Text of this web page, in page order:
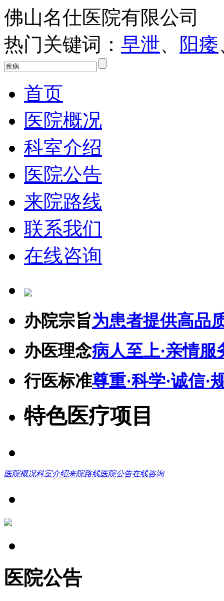
佛山名仕医院有限公司
热门关键词： 早泄、 阳痿
首页
医院概况
科室介绍
医院公告
来院路线
联系我们
在线咨询
办院宗旨为患者提供高品
办医理念病人至上·亲情服
行医标准尊重·科学·诚信·
特色医疗项目
医院概况科室介绍来院路线医院公告在线咨询
医院公告